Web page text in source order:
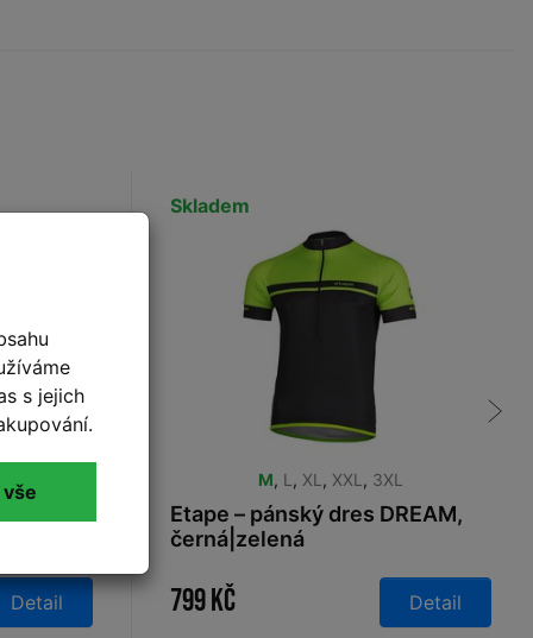
Detail
Skladem
M, L , XL , XXL , 3XL
Etape – pánský dres DREAM,
černá|zelená
799 Kč Detail
s jejich